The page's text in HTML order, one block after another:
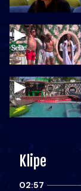
Klipe
02:57